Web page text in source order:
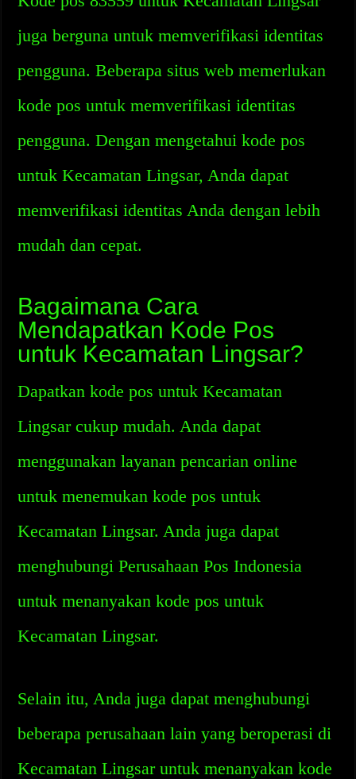
juga berguna untuk memverifikasi identitas
pengguna. Beberapa situs web memerlukan
kode pos untuk memverifikasi identitas
pengguna. Dengan mengetahui kode pos
untuk Kecamatan Lingsar, Anda dapat
memverifikasi identitas Anda dengan lebih
mudah dan cepat.
Bagaimana Cara
Mendapatkan Kode Pos
untuk Kecamatan Lingsar?
Dapatkan kode pos untuk Kecamatan
Lingsar cukup mudah. Anda dapat
menggunakan layanan pencarian online
untuk menemukan kode pos untuk
Kecamatan Lingsar. Anda juga dapat
menghubungi Perusahaan Pos Indonesia
untuk menanyakan kode pos untuk
Kecamatan Lingsar.
Selain itu, Anda juga dapat menghubungi
beberapa perusahaan lain yang beroperasi di
Kecamatan Lingsar untuk menanyakan kode